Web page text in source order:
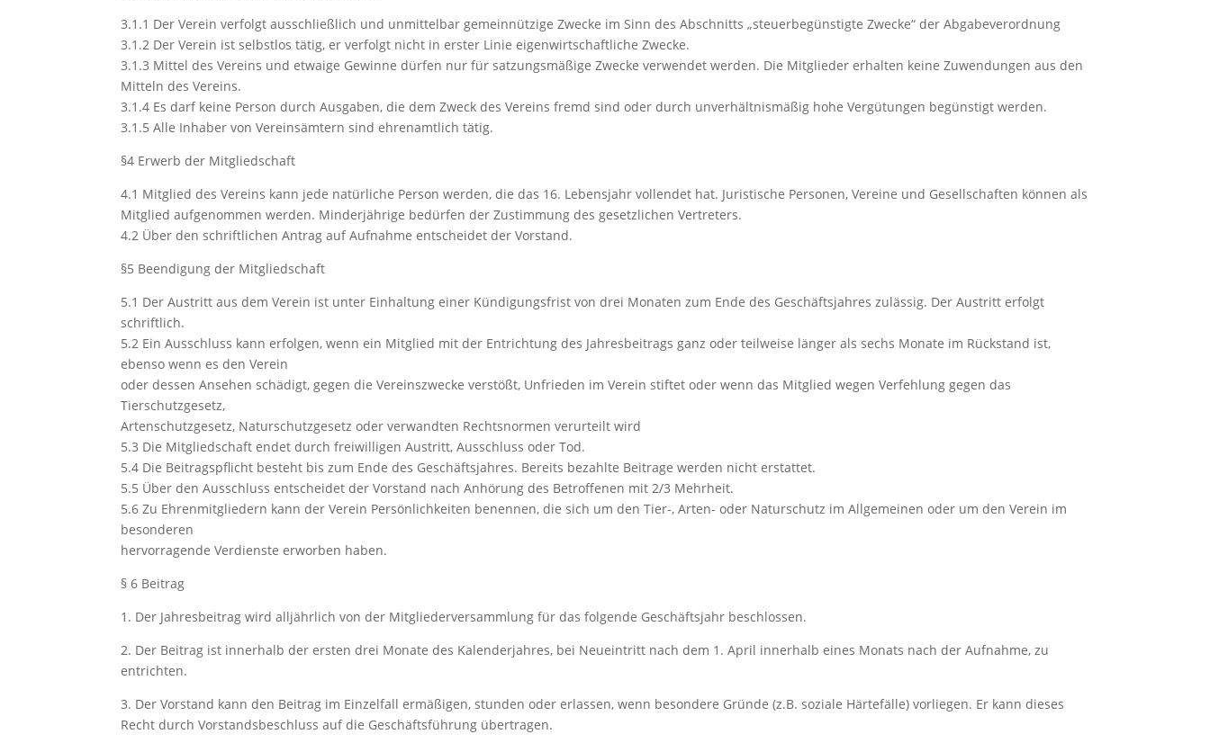
3.1.1 Der Verein verfolgt ausschließlich und unmittelbar gemeinnützige Zwecke im Sinn des Abschnitts „steuerbegünstigte Zwecke“ der Abgabeverordnung
3.1.2 Der Verein ist selbstlos tätig, er verfolgt nicht in erster Linie eigenwirtschaftliche Zwecke.
3.1.3 Mittel des Vereins und etwaige Gewinne dürfen nur für satzungsmäßige Zwecke verwendet werden. Die Mitglieder erhalten keine Zuwendungen aus den
Mitteln des Vereins.
3.1.4 Es darf keine Person durch Ausgaben, die dem Zweck des Vereins fremd sind oder durch unverhältnismäßig hohe Vergütungen begünstigt werden.
3.1.5 Alle Inhaber von Vereinsämtern sind ehrenamtlich tätig.
§4 Erwerb der Mitgliedschaft
4.1 Mitglied des Vereins kann jede natürliche Person werden, die das 16. Lebensjahr vollendet hat. Juristische Personen, Vereine und Gesellschaften können als
Mitglied aufgenommen werden. Minderjährige bedürfen der Zustimmung des gesetzlichen Vertreters.
4.2 Über den schriftlichen Antrag auf Aufnahme entscheidet der Vorstand.
§5 Beendigung der Mitgliedschaft
5.1 Der Austritt aus dem Verein ist unter Einhaltung einer Kündigungsfrist von drei Monaten zum Ende des Geschäftsjahres zulässig. Der Austritt erfolgt
schriftlich.
5.2 Ein Ausschluss kann erfolgen, wenn ein Mitglied mit der Entrichtung des Jahresbeitrags ganz oder teilweise länger als sechs Monate im Rückstand ist,
ebenso wenn es den Verein
oder dessen Ansehen schädigt, gegen die Vereinszwecke verstößt, Unfrieden im Verein stiftet oder wenn das Mitglied wegen Verfehlung gegen das
Tierschutzgesetz,
Artenschutzgesetz, Naturschutzgesetz oder verwandten Rechtsnormen verurteilt wird
5.3 Die Mitgliedschaft endet durch freiwilligen Austritt, Ausschluss oder Tod.
5.4 Die Beitragspflicht besteht bis zum Ende des Geschäftsjahres. Bereits bezahlte Beitrage werden nicht erstattet.
5.5 Über den Ausschluss entscheidet der Vorstand nach Anhörung des Betroffenen mit 2/3 Mehrheit.
5.6 Zu Ehrenmitgliedern kann der Verein Persönlichkeiten benennen, die sich um den Tier-, Arten- oder Naturschutz im Allgemeinen oder um den Verein im
besonderen
hervorragende Verdienste erworben haben.
§ 6 Beitrag
1. Der Jahresbeitrag wird alljährlich von der Mitgliederversammlung für das folgende Geschäftsjahr beschlossen.
2. Der Beitrag ist innerhalb der ersten drei Monate des Kalenderjahres, bei Neueintritt nach dem 1. April innerhalb eines Monats nach der Aufnahme, zu
entrichten.
3. Der Vorstand kann den Beitrag im Einzelfall ermäßigen, stunden oder erlassen, wenn besondere Gründe (z.B. soziale Härtefälle) vorliegen. Er kann dieses
Recht durch Vorstandsbeschluss auf die Geschäftsführung übertragen.